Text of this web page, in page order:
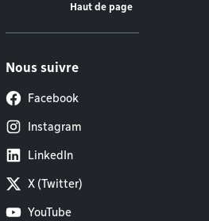
Haut de page
Nous suivre
Facebook
Instagram
LinkedIn
X (Twitter)
YouTube